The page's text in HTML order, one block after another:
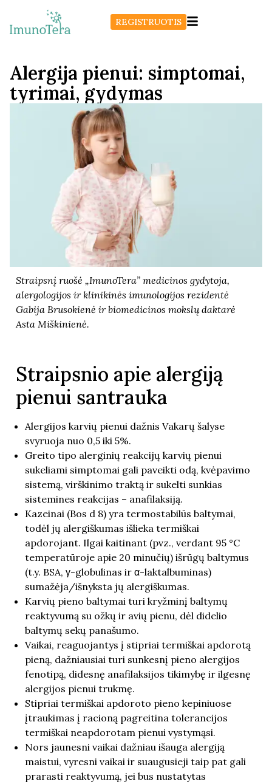
REGISTRUOTIS
Alergija pienui: simptomai,
tyrimai, gydymas
Straipsnį ruošė „ImunoTera” medicinos gydytoja,
alergologijos ir klinikinės imunologijos rezidentė
Gabija Brusokienė ir biomedicinos mokslų daktarė
Asta Miškinienė.
Straipsnio apie alergiją
pienui santrauka
Alergijos karvių pienui dažnis Vakarų šalyse
svyruoja nuo 0,5 iki 5%.
Greito tipo alerginių reakcijų karvių pienui
sukeliami simptomai gali paveikti odą, kvėpavimo
sistemą, virškinimo traktą ir sukelti sunkias
sistemines reakcijas – anafilaksiją.
Kazeinai (Bos d 8) yra termostabilūs baltymai,
todėl jų alergiškumas išlieka termiškai
apdorojant. Ilgai kaitinant (pvz., verdant 95 °C
temperatūroje apie 20 minučių) išrūgų baltymus
(t.y. BSA, γ-globulinas ir α-laktalbuminas)
sumažėja/išnyksta jų alergiškumas.
Karvių pieno baltymai turi kryžminį baltymų
reaktyvumą su ožkų ir avių pienu, dėl didelio
baltymų sekų panašumo.
Vaikai, reaguojantys į stipriai termiškai apdorotą
pieną, dažniausiai turi sunkesnį pieno alergijos
fenotipą, didesnę anafilaksijos tikimybę ir ilgesnę
alergijos pienui trukmę.
Stipriai termiškai apdoroto pieno kepiniuose
įtraukimas į racioną pagreitina tolerancijos
termiškai neapdorotam pienui vystymąsi.
Nors jaunesni vaikai dažniau išauga alergiją
maistui, vyresni vaikai ir suaugusieji taip pat gali
prarasti reaktyvumą, jei bus nustatytas